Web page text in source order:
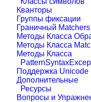
Кванторы
Группы фиксации
Граничный Matchers
Методы Класса
Методы Класса
Методы Класса
Поддержка Unicode
Дополнительные
Ресурсы
Вопросы и